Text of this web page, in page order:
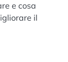
e cosa
il